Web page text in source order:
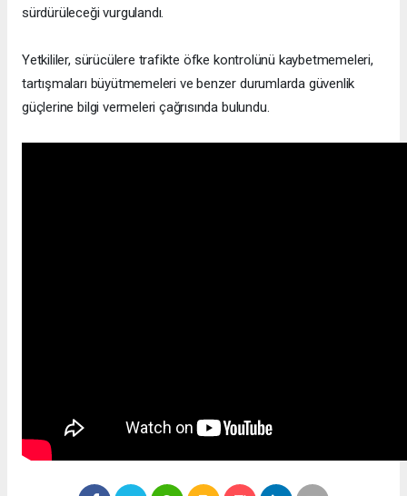
sürdürüleceği vurgulandı.
Yetkililer, sürücülere trafikte öfke kontrolünü kaybetmemeleri,
tartışmaları büyütmemeleri ve benzer durumlarda güvenlik
güçlerine bilgi vermeleri çağrısında bulundu.